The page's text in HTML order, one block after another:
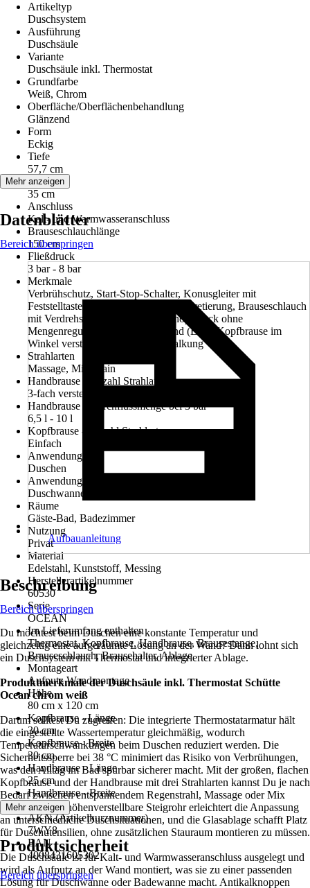
Artikeltyp
Duschsystem
Ausführung
Duschsäule
Variante
Duschsäule inkl. Thermostat
Grundfarbe
Weiß, Chrom
Oberfläche/Oberflächenbehandlung
Glänzend
Form
Eckig
Tiefe
57,7 cm
Breite
35 cm
Anschluss
Kalt- und Warmwasseranschluss
Brauseschlauchlänge
150 cm
Fließdruck
3 bar - 8 bar
Merkmale
Verbrühschutz, Start-Stop-Schalter, Konusgleiter mit
Feststelltaste, Konusgleiter mit Dreharretierung, Brauseschlauch
mit Verdrehschutz, An/Aus per Knopfdruck ohne
Mengenregulierung, Wassersparend (Eco), Kopfbrause im
Winkel verstellbar, Einfache Entkalkung
Strahlarten
Massage, Mix, Rain
Handbrause - Anzahl Strahlarten
3-fach verstellbar
Handbrause - Durchflussmenge bei 3 bar
6,5 l - 10 l
Kopfbrause - Anzahl Strahlarten
Einfach
Anwendung
Duschen
Anwendungsbereich
Duschwanne, Badewanne
Räume
Gäste-Bad, Badezimmer
Nutzung
Privat
Material
Edelstahl, Kunststoff, Messing
Herstellerartikelnummer
60530
Serie
OCEAN
Im Lieferumfang enthalten
Thermostat, Kopfbrause, Handbrause, Brausestange,
Brauseschlauch, Brausehalter, Ablage
Montageart
Aufputz Wandmontage
Höhe
80 cm x 120 cm
Kopfbrause - Länge
30 cm
Kopfbrause - Breite
30 cm
Handbrause - Länge
25 cm
Handbrause - Breite
8,5 cm
AKN (Artikelkurznummer)
7WY8
EAN
4008431605302
Mehr anzeigen
Datenblätter
Bereich überspringen
Aufbauanleitung
Beschreibung
Bereich überspringen
Du möchtest beim Duschen eine konstante Temperatur und
gleichzeitig eine aufgeräumte Lösung an der Wand? Dann lohnt sich
ein Duschsystem mit Thermostat und integrierter Ablage.
Produktmerkmale der Duschsäule inkl. Thermostat Schütte
Ocean chrom weiß
Darum solltest Du zugreifen: Die integrierte Thermostatarmatur hält
die eingestellte Wassertemperatur gleichmäßig, wodurch
Temperaturschwankungen beim Duschen reduziert werden. Die
Sicherheitssperre bei 38 °C minimiert das Risiko von Verbrühungen,
was den Alltag im Bad spürbar sicherer macht. Mit der großen, flachen
Kopfbrause und der Handbrause mit drei Strahlarten kannst Du je nach
Bedarf zwischen entspannendem Regenstrahl, Massage oder Mix
wechseln. Das höhenverstellbare Steigrohr erleichtert die Anpassung
an unterschiedliche Duschsituationen, und die Glasablage schafft Platz
für Duschutensilien, ohne zusätzlichen Stauraum montieren zu müssen.
Die Duschsäule ist für Kalt- und Warmwasseranschluss ausgelegt und
wird als Aufputz an der Wand montiert, was sie zu einer passenden
Lösung für Duschwanne oder Badewanne macht. Antikalknoppen
Mehr anzeigen
Produktsicherheit
Bereich überspringen